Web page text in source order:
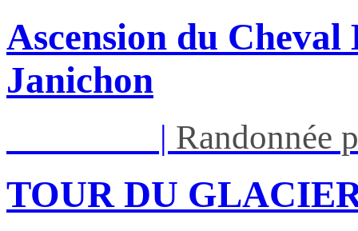
Ascension du
Janichon
| Randonnée
TOUR DU